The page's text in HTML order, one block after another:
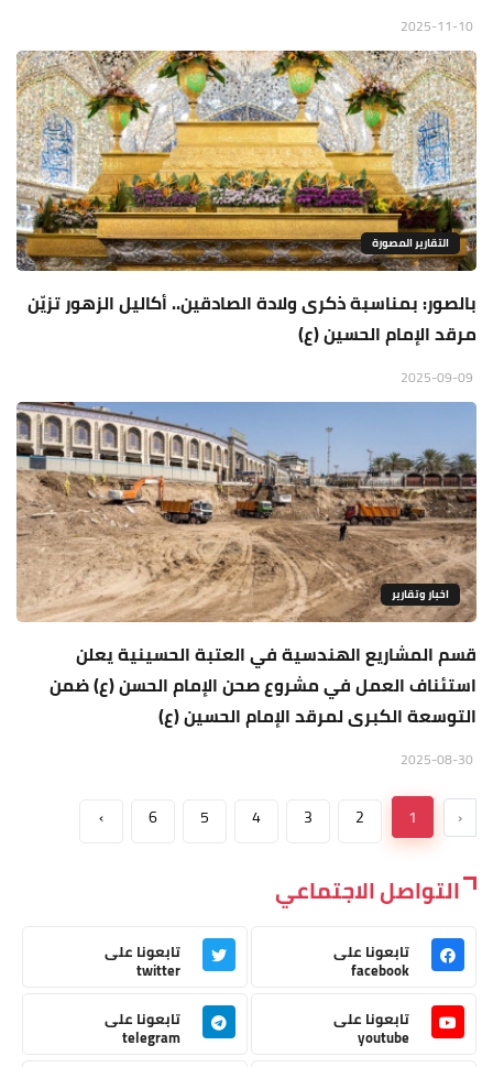
التقارير المصورة
بالصور: بمناسبة ذكرى ولادة الصادقين.. أكاليل الزهور تزيّن
مرقد الإمام الحسين (ع)
اخبار وتقارير
قسم المشاريع الهندسية في العتبة الحسينية يعلن
استئناف العمل في مشروع صحن الإمام الحسن (ع) ضمن
التوسعة الكبرى لمرقد الإمام الحسين (ع)
‹
1
2
3
4
5
6
›
التواصل الاجتماعي
تابعونا على
facebook
تابعونا على
twitter
تابعونا على
youtube
تابعونا على
telegram